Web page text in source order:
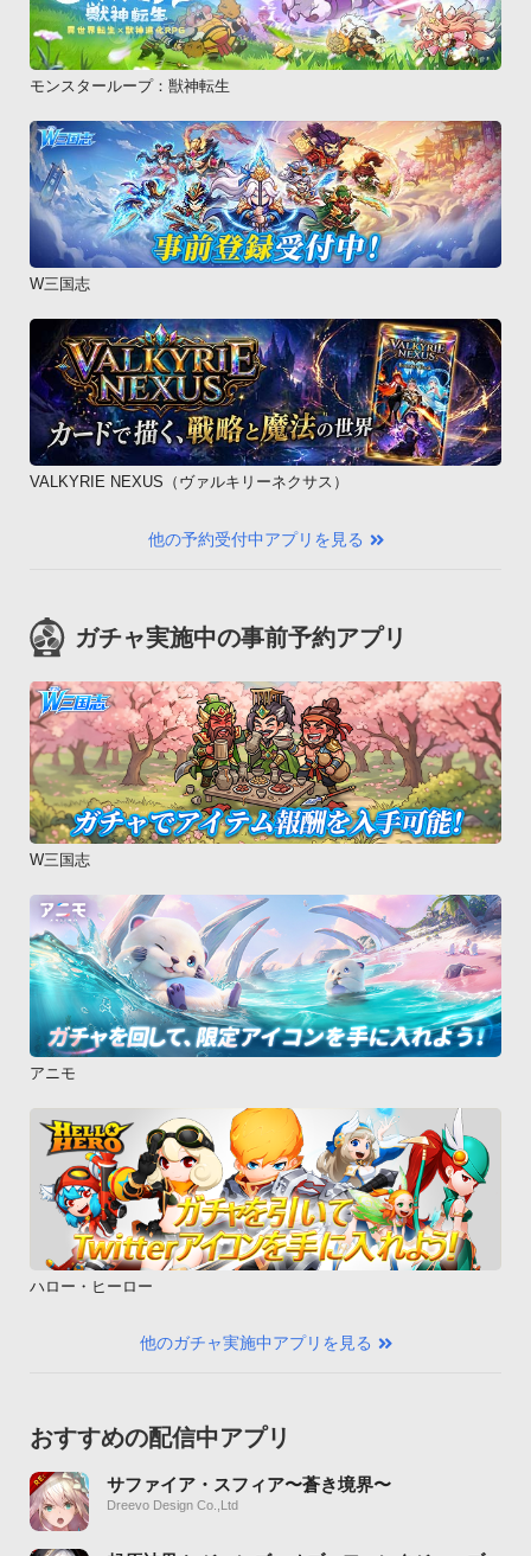
モンスターループ：獣神転生
W三国志
VALKYRIE NEXUS（ヴァルキリーネクサス）
他の予約受付中アプリを見る
ガチャ実施中の事前予約アプリ
W三国志
アニモ
ハロー・ヒーロー
他のガチャ実施中アプリを見る
おすすめの配信中アプリ
サファイア・スフィア〜蒼き境界〜
Dreevo Design Co.,Ltd